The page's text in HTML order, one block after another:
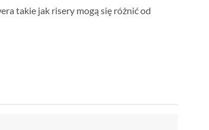
takie jak risery mogą się różnić od